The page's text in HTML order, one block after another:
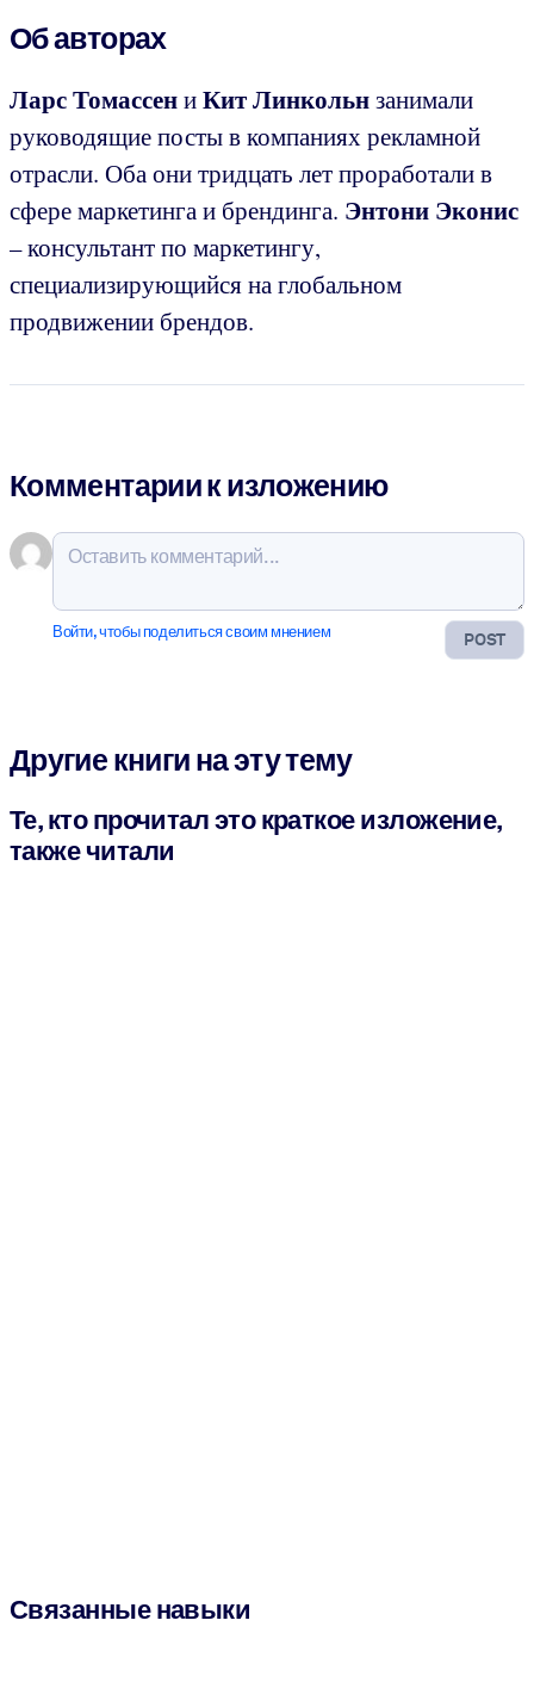
Об авторах
Ларс ТомассениКит Линкольнзанимали
руководящие посты в компаниях рекламной
отрасли. Оба они тридцать лет проработали в
сфере маркетинга и брендинга. Энтони Эконис
– консультант по маркетингу,
специализирующийся на глобальном
продвижении брендов.
Комментарии к изложению
POST
Войти, чтобы поделиться своим мнением
Другие книги на эту тему
Те, кто прочитал это краткое изложение,
также читали
Связанные навыки